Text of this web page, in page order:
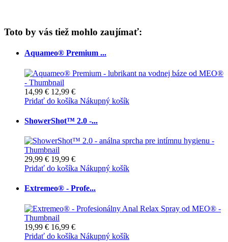
Toto by vás tiež mohlo zaujímať:
Aquameo® Premium ...
14,99 € 12,99 €
Pridať do košíka Nákupný košík
ShowerShot™ 2.0 -...
29,99 € 19,99 €
Pridať do košíka Nákupný košík
Extremeo® - Profe...
19,99 € 16,99 €
Pridať do košíka Nákupný košík